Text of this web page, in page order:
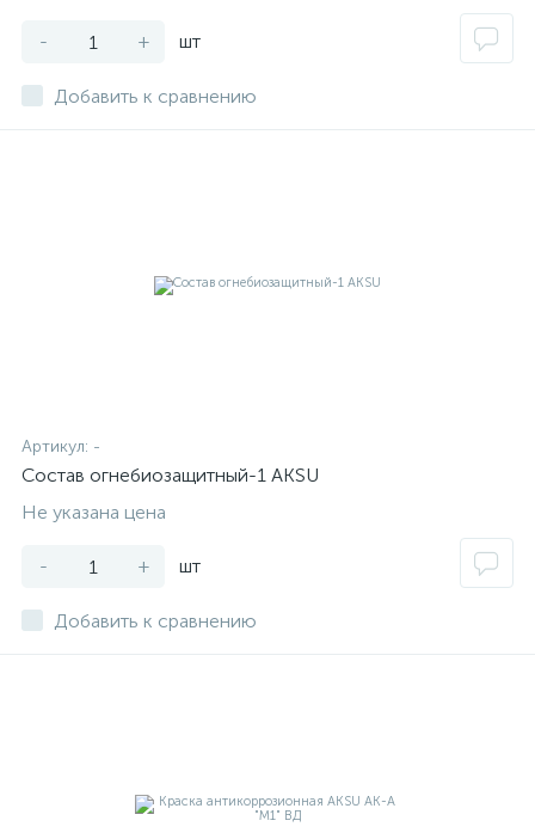
- + шт
Добавить к сравнению
Артикул: -
Состав огнебиозащитный-1 AKSU
Не указана цена
- + шт
Добавить к сравнению